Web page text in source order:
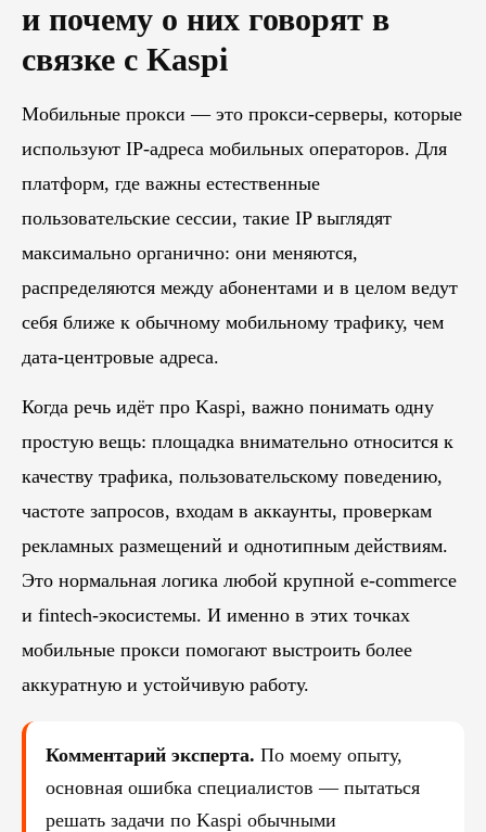
и почему о них говорят в
связке с Kaspi
Мобильные прокси — это прокси-серверы, которые
используют IP-адреса мобильных операторов. Для
платформ, где важны естественные
пользовательские сессии, такие IP выглядят
максимально органично: они меняются,
распределяются между абонентами и в целом ведут
себя ближе к обычному мобильному трафику, чем
дата-центровые адреса.
Когда речь идёт про Kaspi, важно понимать одну
простую вещь: площадка внимательно относится к
качеству трафика, пользовательскому поведению,
частоте запросов, входам в аккаунты, проверкам
рекламных размещений и однотипным действиям.
Это нормальная логика любой крупной e-commerce
и fintech-экосистемы. И именно в этих точках
мобильные прокси помогают выстроить более
аккуратную и устойчивую работу.
Комментарий эксперта. По моему опыту,
основная ошибка специалистов — пытаться
решать задачи по Kaspi обычными